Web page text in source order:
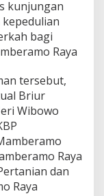
kunjungan
bagi
Raya
tersebut,
Briur
Wibowo
Raya
dan
Raya